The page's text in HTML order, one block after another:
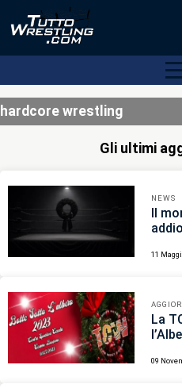
hardcore wrestling
Gli ultimi
NEWS
Il
11
La
09